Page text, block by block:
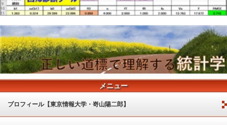
メニュー
プロフィール【東京情報大学・嵜山陽二郎】